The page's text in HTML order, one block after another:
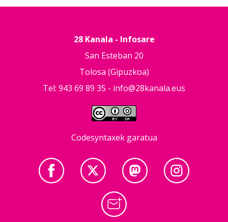
28 Kanala - Infosare
San Esteban 20
Tolosa (Gipuzkoa)
Tel: 943 69 89 35 - info@28kanala.eus
Codesyntaxek garatua